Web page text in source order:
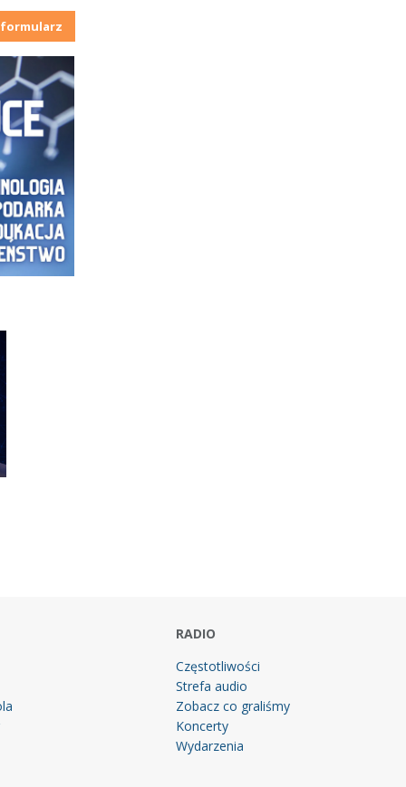
RADIO
Częstotliwości
Strefa audio
Zobacz co graliśmy
Koncerty
Wydarzenia